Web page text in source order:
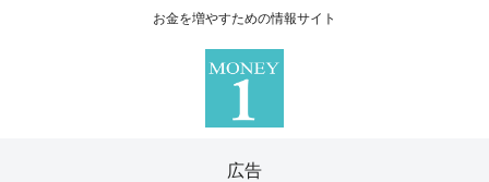
お金を増やすための情報サイト
広告